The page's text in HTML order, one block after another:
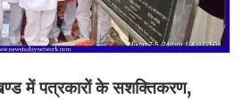
में पत्रकारों के सशक्तिकरण,